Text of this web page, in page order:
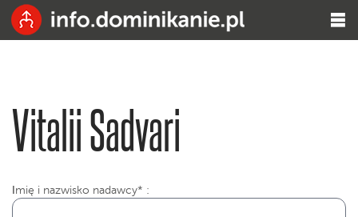
Vitalii Sadvari
mię i nazwisko nadawcy* :